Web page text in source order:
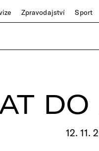
Zpravodajství Sport
12. 11.